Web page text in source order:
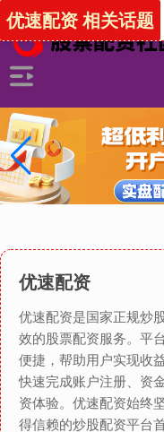
优速配资
优速配资是国家正规炒
效的股票配资服务。平
便捷，帮助用户实现收
快速完成账户注册、资
资体验。优速配资始终
得信赖的炒股配资平台首
优速配资 相关话题